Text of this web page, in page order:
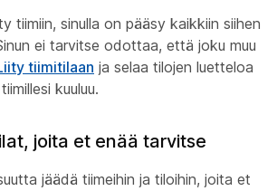
tiimiin, sinulla on pääsy kaikkiin siihen
ei tarvitse odottaa, että joku muu
tiimitilaan ja selaa tilojen luetteloa
kuuluu.
joita et enää tarvitse
jäädä tiimeihin ja tiloihin, joita et